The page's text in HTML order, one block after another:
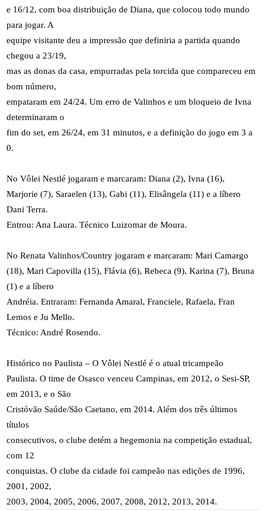
e 16/12, com boa distribuição de Diana, que colocou todo mundo
para jogar. A
equipe visitante deu a impressão que definiria a partida quando
chegou a 23/19,
mas as donas da casa, empurradas pela torcida que compareceu em
bom número,
empataram em 24/24. Um erro de Valinhos e um bloqueio de Ivna
determinaram o
fim do set, em 26/24, em 31 minutos, e a definição do jogo em 3 a
0.
No Vôlei Nestlé jogaram e marcaram: Diana (2), Ivna (16),
Marjorie (7), Saraelen (13), Gabi (11), Elisângela (11) e a líbero
Dani Terra.
Entrou: Ana Laura. Técnico Luizomar de Moura.
No Renata Valinhos/Country jogaram e marcaram: Mari Camargo
(18), Mari Capovilla (15), Flávia (6), Rebeca (9), Karina (7), Bruna
(1) e a líbero
Andréia. Entraram: Fernanda Amaral, Franciele, Rafaela, Fran
Lemos e Ju Mello.
Técnico: André Rosendo.
Histórico no Paulista – O Vôlei Nestlé é o atual tricampeão
Paulista. O time de Osasco venceu Campinas, em 2012, o Sesi-SP,
em 2013, e o São
Cristóvão Saúde/São Caetano, em 2014. Além dos três últimos
títulos
consecutivos, o clube detém a hegemonia na competição estadual,
com 12
conquistas. O clube da cidade foi campeão nas edições de 1996,
2001, 2002,
2003, 2004, 2005, 2006, 2007, 2008, 2012, 2013, 2014.